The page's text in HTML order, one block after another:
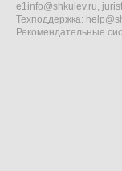
e1info@shkulev.ru,
Техподдержка:
Рекомендательные